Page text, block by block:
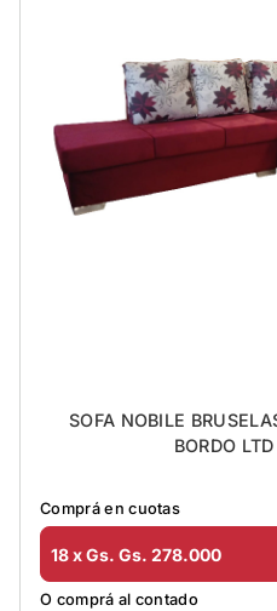
SOFA NOBILE
BORDO
Comprá en cuotas
18 x Gs. Gs. 278.000
O comprá al contado